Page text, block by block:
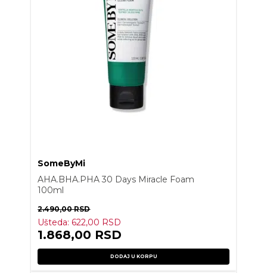
SomeByMi
AHA.BHA.PHA 30 Days Miracle Foam
100ml
2.490,00RSD
Ušteda: 622,00 RSD
1.868,00 RSD
DODAJ U KORPU